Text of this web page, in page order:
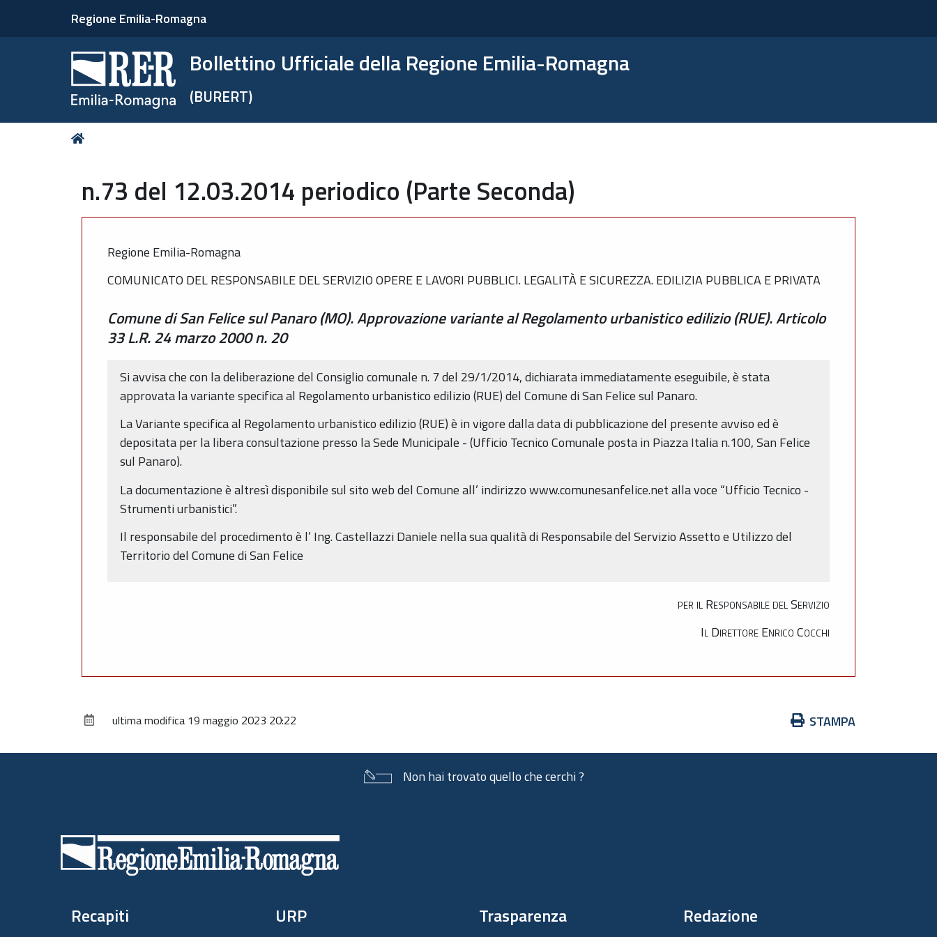
Regione Emilia-Romagna
Bollettino Ufficiale della Regione Emilia-Romagna
(BURERT)
Tu
n.73 del 12.03.2014 periodico (Parte Seconda)
Regione Emilia-Romagna
COMUNICATO DEL RESPONSABILE DEL SERVIZIO OPERE E LAVORI PUBBLICI. LEGALITÀ E SICUREZZA. EDILIZIA PUBBLICA E PRIVATA
Comune di San Felice sul Panaro (MO). Approvazione variante al Regolamento urbanistico edilizio (RUE). Articolo
33 L.R. 24 marzo 2000 n. 20
Si avvisa che con la deliberazione del Consiglio comunale n. 7 del 29/1/2014, dichiarata immediatamente eseguibile, è stata
approvata la variante specifica al Regolamento urbanistico edilizio (RUE) del Comune di San Felice sul Panaro.
La Variante specifica al Regolamento urbanistico edilizio (RUE) è in vigore dalla data di pubblicazione del presente avviso ed è
depositata per la libera consultazione presso la Sede Municipale - (Ufficio Tecnico Comunale posta in Piazza Italia n.100, San Felice
sul Panaro).
La documentazione è altresì disponibile sul sito web del Comune all’ indirizzo www.comunesanfelice.net alla voce “Ufficio Tecnico -
Strumenti urbanistici”.
Il responsabile del procedimento è l’ Ing. Castellazzi Daniele nella sua qualità di Responsabile del Servizio Assetto e Utilizzo del
Territorio del Comune di San Felice
per il Responsabile del Servizio
Il Direttore Enrico Cocchi
Azioni
documento
STAMPA
ultima modifica 19 maggio 2023 20:22
Non hai trovato quello che cerchi ?
Recapiti URP Trasparenza Redazione